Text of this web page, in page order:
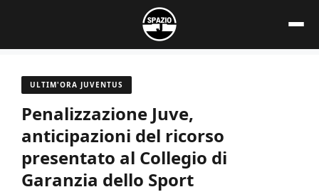
contenuto
ULTIM'ORA JUVENTUS
Penalizzazione Juve,
anticipazioni del ricorso
presentato al Collegio di
Garanzia dello Sport